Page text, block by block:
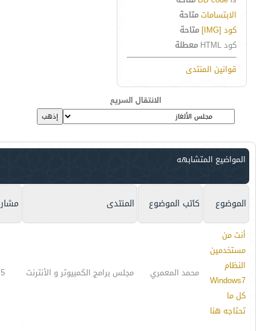
الابتساماتمتاحة
كود [IMG]
متاحة
كود HTML
معطلة
قوانين المنتدى
الانتقال السريع
المواضيع المتشابهه
الموضوع كاتب الموضوع المنتدى
أنت من
مستخدمين
النظام
Windows7
كل ما
تحتاجه هنا
محمد المعمري مجلس برامج الكمبيوتر و الأنترنت 5